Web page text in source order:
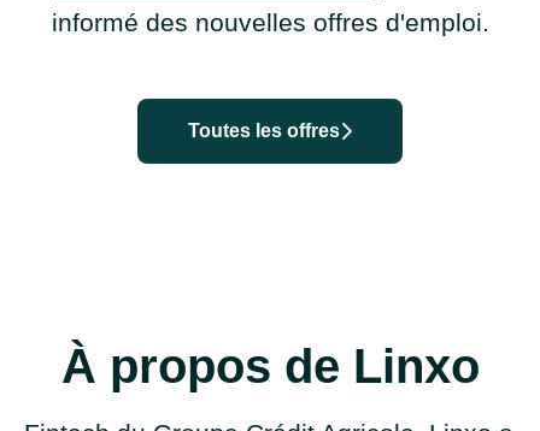
informé des nouvelles offres d'emploi.
Toutes les offres
À propos de Linxo